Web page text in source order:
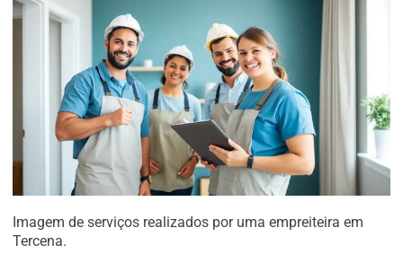
Imagem de serviços realizados por uma empreiteira em
Tercena.